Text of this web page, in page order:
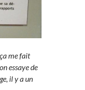
me fait
essaye de
il y a un